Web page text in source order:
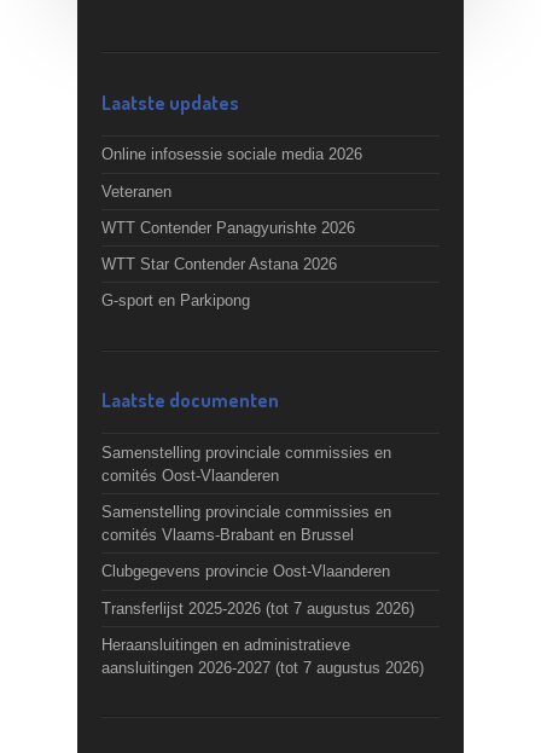
Laatste updates
Online infosessie sociale media 2026
Veteranen
WTT Contender Panagyurishte 2026
WTT Star Contender Astana 2026
G-sport en Parkipong
Laatste documenten
Samenstelling provinciale commissies en
comités Oost-Vlaanderen
Samenstelling provinciale commissies en
comités Vlaams-Brabant en Brussel
Clubgegevens provincie Oost-Vlaanderen
Transferlijst 2025-2026 (tot 7 augustus 2026)
Heraansluitingen en administratieve
aansluitingen 2026-2027 (tot 7 augustus 2026)